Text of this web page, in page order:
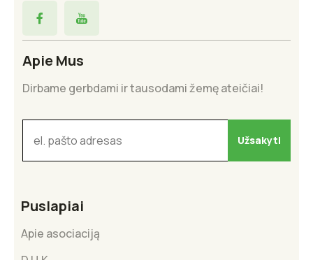
Apie Mus
Dirbame gerbdami ir tausodami žemę ateičiai!
Puslapiai
Apie asociaciją